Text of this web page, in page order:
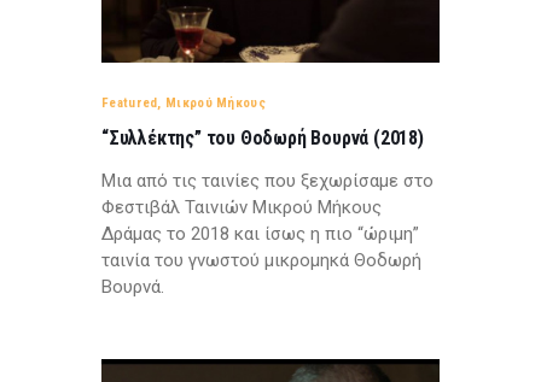
Featured, Μικρού Μήκους
“Συλλέκτης” του Θοδωρή Βουρνά (2018)
Μια από τις ταινίες που ξεχωρίσαμε στο
Φεστιβάλ Ταινιών Μικρού Μήκους
Δράμας το 2018 και ίσως η πιο “ώριμη”
ταινία του γνωστού μικρομηκά Θοδωρή
Βουρνά.